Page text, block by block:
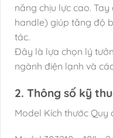
năng chịu lực cao.
handle) giúp tăng độ
tác.
Đây là lựa chọn lý
ngành điện lạnh và
2. Thông số kỹ
Model Kích thước Quy